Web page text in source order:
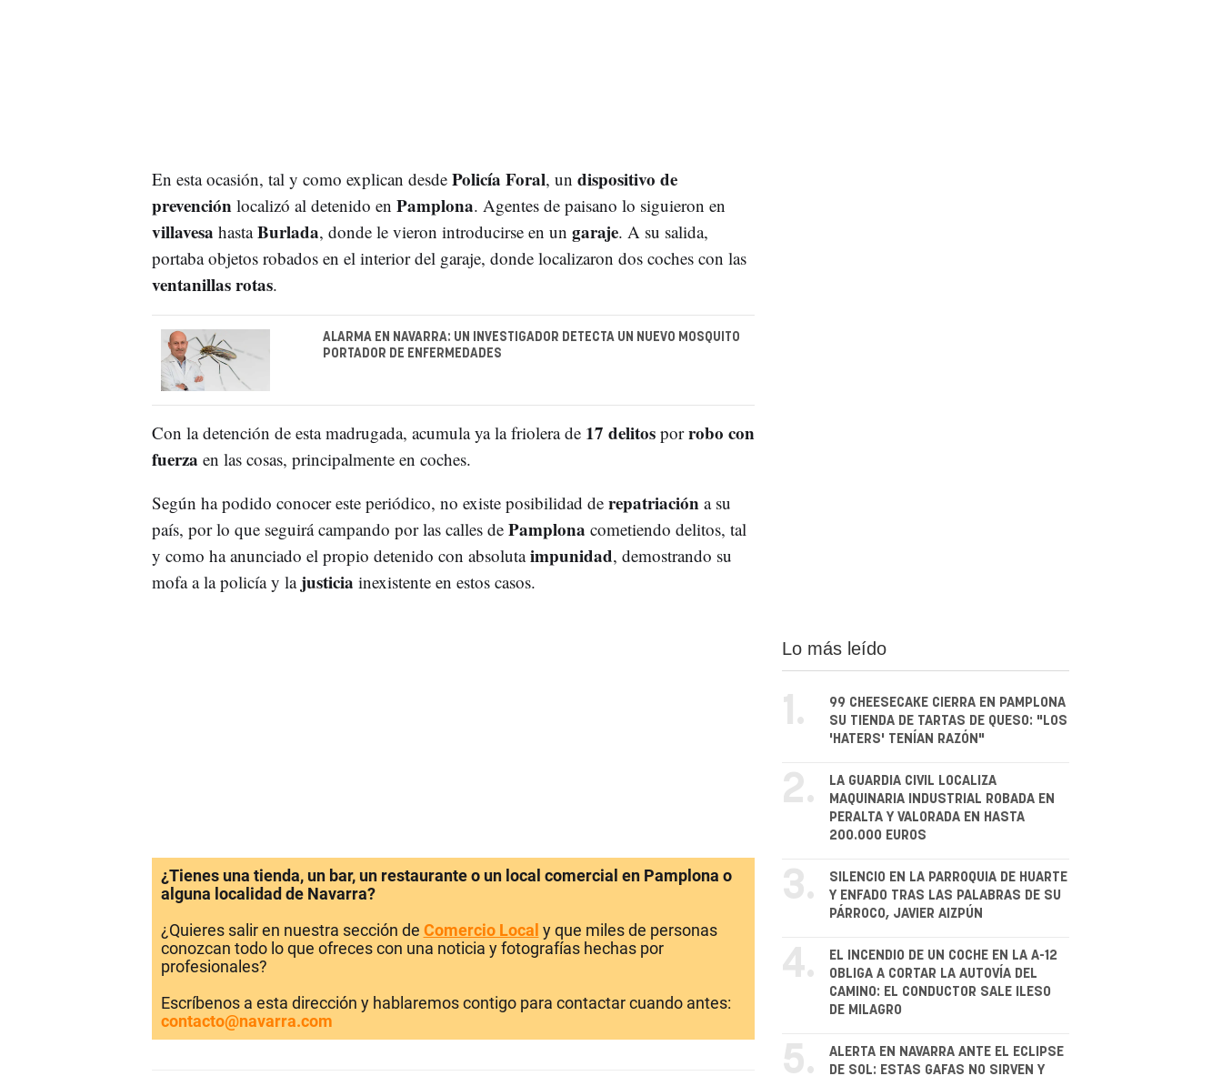
En esta ocasión, tal y como explican desde Policía Foral, un dispositivo de
prevenciónlocalizó al detenido en Pamplona. Agentes de paisano lo siguieron en
villavesa hastaBurlada, donde le vieron introducirse en un garaje. A su salida,
portaba objetos robados en el interior del garaje, donde localizaron dos coches con las
ventanillas rotas.
ALARMA EN NAVARRA: UN INVESTIGADOR DETECTA UN NUEVO MOSQUITO
PORTADOR DE ENFERMEDADES
Con la detención de esta madrugada, acumula ya la friolera de 17 delitosporrobo con
fuerza en las cosas, principalmente en coches.
Según ha podido conocer este periódico, no existe posibilidad de repatriación a su
país, por lo que seguirá campando por las calles de Pamplona cometiendo delitos, tal
y como ha anunciado el propio detenido con absolutaimpunidad, demostrando su
mofa a la policía y la justicia inexistente en estos casos.
¿Tienes una tienda, un bar, un restaurante o un local comercial en Pamplona o
alguna localidad de Navarra?
¿Quieres salir en nuestra sección de Comercio Local y que miles de personas
conozcan todo lo que ofreces con una noticia y fotografías hechas por
profesionales?
Escríbenos a esta dirección y hablaremos contigo para contactar cuando antes:
contacto@navarra.com
Lo más leído
1.
99 CHEESECAKE CIERRA EN PAMPLONA
SU TIENDA DE TARTAS DE QUESO: "LOS
'HATERS' TENÍAN RAZÓN"
2.
LA GUARDIA CIVIL LOCALIZA
MAQUINARIA INDUSTRIAL ROBADA EN
PERALTA Y VALORADA EN HASTA
200.000 EUROS
3.
SILENCIO EN LA PARROQUIA DE HUARTE
Y ENFADO TRAS LAS PALABRAS DE SU
PÁRROCO, JAVIER AIZPÚN
4.
EL INCENDIO DE UN COCHE EN LA A-12
OBLIGA A CORTAR LA AUTOVÍA DEL
CAMINO: EL CONDUCTOR SALE ILESO
DE MILAGRO
5.
ALERTA EN NAVARRA ANTE EL ECLIPSE
DE SOL: ESTAS GAFAS NO SIRVEN Y